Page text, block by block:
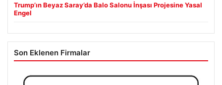
Trump’ın Beyaz Saray’da Balo Salonu İnşası Projesine Yasal
Engel
Son Eklenen Firmalar